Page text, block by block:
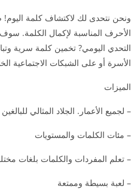
ونحن نتحدى لك لاكتشاف كلمة
الأحرف المناسبة لإكمال الكلمة.
التحدي اليومي? تخمين كلمة سرية
الأسرة أو على الشبكات الاجتماعية
الميزات
– لجميع الأعمار. الجلاد المثالي للبالغين
– مئات الكلمات والمستويات
– تعلم المفردات والكلمات بلغات
– لعبة بسيطة وممتعة